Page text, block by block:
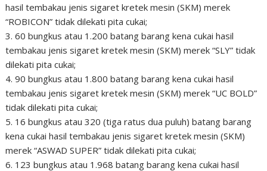
hasil tembakau jenis sigaret kretek mesin (SKM) merek
“ROBICON” tidak dilekati pita cukai;
3. 60 bungkus atau 1.200 batang barang kena cukai hasil
tembakau jenis sigaret kretek mesin (SKM) merek “SLY” tidak
dilekati pita cukai;
4. 90 bungkus atau 1.800 batang barang kena cukai hasil
tembakau jenis sigaret kretek mesin (SKM) merek “UC BOLD”
tidak dilekati pita cukai;
5. 16 bungkus atau 320 (tiga ratus dua puluh) batang barang
kena cukai hasil tembakau jenis sigaret kretek mesin (SKM)
merek “ASWAD SUPER” tidak dilekati pita cukai;
6. 123 bungkus atau 1.968 batang barang kena cukai hasil